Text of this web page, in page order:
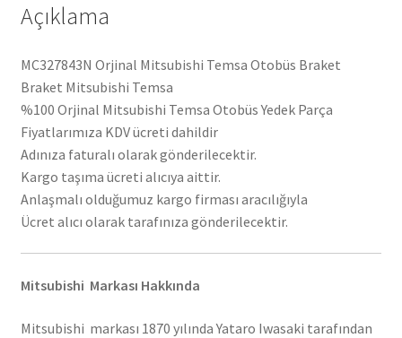
Açıklama
MC327843N Orjinal Mitsubishi Temsa Otobüs Braket
Braket Mitsubishi Temsa
%100 Orjinal Mitsubishi Temsa Otobüs Yedek Parça
Fiyatlarımıza KDV ücreti dahildir
Adınıza faturalı olarak gönderilecektir.
Kargo taşıma ücreti alıcıya aittir.
Anlaşmalı olduğumuz kargo firması aracılığıyla
Ücret alıcı olarak tarafınıza gönderilecektir.
Mitsubishi Markası Hakkında
Mitsubishi markası 1870 yılında Yataro Iwasaki tarafından